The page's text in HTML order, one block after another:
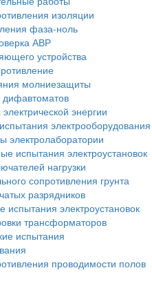
изоляции
фаза-ноль
АВР
устройства
молниезащиты
энергии
электрооборудования
электролаборатории
испытания электроустановок
нагрузки
сопротивления грунта
разрядников
испытания электроустановок
трансформаторов
испытания
проводимости полов